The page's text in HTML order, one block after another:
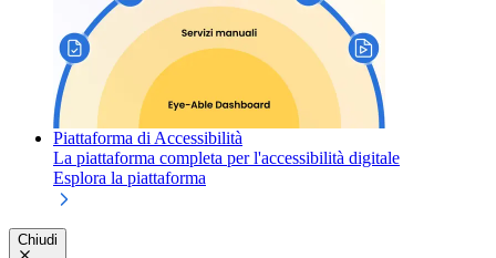
Piattaforma di Accessibilità
La piattaforma completa per l'accessibilità digitale
Esplora la piattaforma
Chiudi